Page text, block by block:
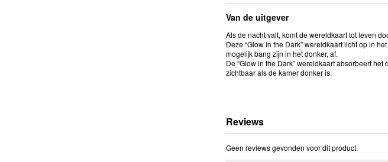
Van de uitgever
Als de nacht valt, komt de wereldkaart tot leven
Deze “Glow in the Dark” wereldkaart licht op in
mogelijk bang zijn in het donker, af.
De “Glow in the Dark” wereldkaart absorbeert
zichtbaar als de kamer donker is.
Reviews
Geen reviews gevonden voor dit product.